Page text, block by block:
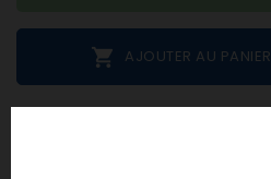
 AJOUTER AU PANIER